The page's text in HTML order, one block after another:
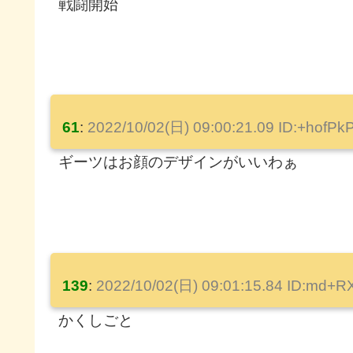
戦闘開始
61: 2022/10/02(日) 09:00:21.09
ギーツはお顔のデザインがいいわぁ
139: 2022/10/02(日) 09:01:15.84
かくしごと